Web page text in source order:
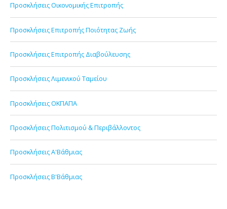
Προσκλήσεις Οικονομικής Επιτροπής
Προσκλήσεις Επιτροπής Ποιότητας Ζωής
Προσκλήσεις Επιτροπής Διαβούλευσης
Προσκλήσεις Λιμενικού Ταμείου
Προσκλήσεις ΟΚΠΑΠΑ
Προσκλήσεις Πολιτισμού & Περιβάλλοντος
Προσκλήσεις Α'Βάθμιας
Προσκλήσεις Β'Βάθμιας